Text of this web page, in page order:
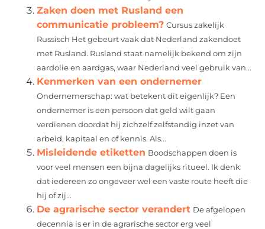
Zaken doen met Rusland een
communicatie probleem? Cursus zakelijk
Russisch Het gebeurt vaak dat Nederland zakendoet
met Rusland. Rusland staat namelijk bekend om zijn
aardolie en aardgas, waar Nederland veel gebruik van...
Kenmerken van een ondernemer
Ondernemerschap: wat betekent dit eigenlijk? Een
ondernemer is een persoon dat geld wilt gaan
verdienen doordat hij zichzelf zelfstandig inzet van
arbeid, kapitaal en of kennis. Als...
Misleidende etiketten Boodschappen doen is
voor veel mensen een bijna dagelijks ritueel. Ik denk
dat iedereen zo ongeveer wel een vaste route heeft die
hij of zij...
De agrarische sector verandert De afgelopen
decennia is er in de agrarische sector erg veel